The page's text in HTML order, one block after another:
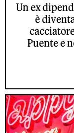
Un ex
è
Puente e